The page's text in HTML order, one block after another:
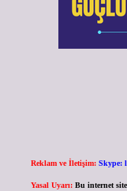
Reklam ve İletişim: Skype:
Yasal Uyarı: Bu internet